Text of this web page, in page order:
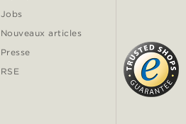
Jobs
Nouveaux articles
Presse
RSE